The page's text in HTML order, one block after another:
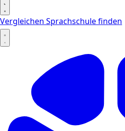
Vergleichen Sprachschule finden